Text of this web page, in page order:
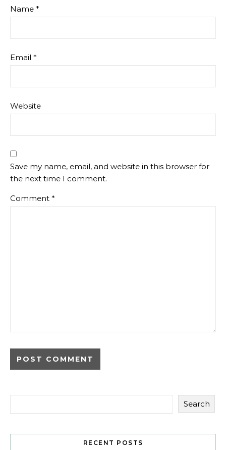
Name *
Email *
Website
Save my name, email, and website in this browser for
the next time I comment.
Comment *
Search
RECENT POSTS